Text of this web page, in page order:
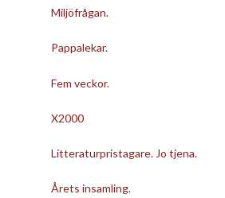
Miljöfrågan.
Pappalekar.
Fem veckor.
X2000
Litteraturpristagare. Jo tjena.
Årets insamling.